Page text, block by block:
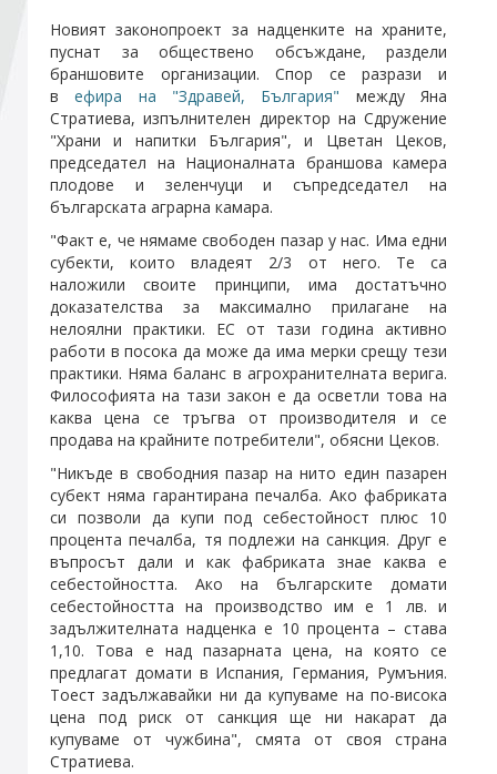
Абонирайте се!
Новият законопроект за надценките на храните,
пуснат за обществено обсъждане, раздели
браншовите организации. Спор се разрази и
вефира на "Здравей, България" междуЯна
Стратиева, изпълнителен директор на Сдружение
"Храни и напитки България", и Цветан Цеков,
председател на Националната браншова камера
плодове и зеленчуци и съпредседател на
българската аграрна камара.
"Факт е, че нямаме свободен пазар у нас. Има едни
субекти, които владеят 2/3 от него. Те са
наложили своите принципи, има достатъчно
доказателства за максимално прилагане на
нелоялни практики. ЕС от тази година активно
работи в посока да може да има мерки срещу тези
практики. Няма баланс в агрохранителната верига.
Философията на тази закон е да осветли това на
каква цена се тръгва от производителя и се
продава на крайните потребители", обясни Цеков.
"Никъде в свободния пазар на нито един пазарен
субект няма гарантирана печалба. Ако фабриката
си позволи да купи под себестойност плюс 10
процента печалба, тя подлежи на санкция. Друг е
въпросът дали и как фабриката знае каква е
себестойността. Ако на българските домати
себестойността на производство им е 1 лв. и
задължителната надценка е 10 процента – става
1,10. Това е над пазарната цена, на която се
предлагат домати в Испания, Германия, Румъния.
Тоест задължавайки ни да купуваме на по-висока
цена под риск от санкция ще ни накарат да
купуваме от чужбина", смята от своя страна
Стратиева.